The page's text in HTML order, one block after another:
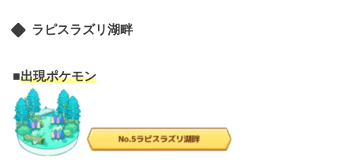
ラピスラズリ湖畔
■出現ポケモン